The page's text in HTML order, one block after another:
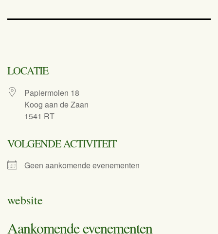
LOCATIE
Papiermolen 18
Koog aan de Zaan
1541 RT
VOLGENDE ACTIVITEIT
Geen aankomende evenementen
website
Aankomende evenementen